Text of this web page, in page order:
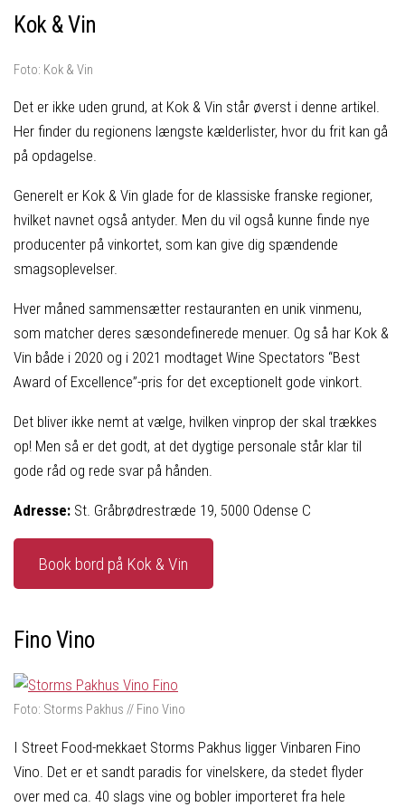
Kok & Vin
Foto: Kok & Vin
Det er ikke uden grund, at Kok & Vin står øverst i denne artikel.
Her finder du regionens længste kælderlister, hvor du frit kan gå
på opdagelse.
Generelt er Kok & Vin glade for de klassiske franske regioner,
hvilket navnet også antyder. Men du vil også kunne finde nye
producenter på vinkortet, som kan give dig spændende
smagsoplevelser.
Hver måned sammensætter restauranten en unik vinmenu,
som matcher deres sæsondefinerede menuer. Og så har Kok &
Vin både i 2020 og i 2021 modtaget Wine Spectators “Best
Award of Excellence”-pris for det exceptionelt gode vinkort.
Det bliver ikke nemt at vælge, hvilken vinprop der skal trækkes
op! Men så er det godt, at det dygtige personale står klar til
gode råd og rede svar på hånden.
Adresse: St. Gråbrødrestræde 19, 5000 Odense C
Book bord på Kok & Vin
Fino Vino
Foto: Storms Pakhus // Fino Vino
I Street Food-mekkaet Storms Pakhus ligger Vinbaren Fino
Vino. Det er et sandt paradis for vinelskere, da stedet flyder
over med ca. 40 slags vine og bobler importeret fra hele